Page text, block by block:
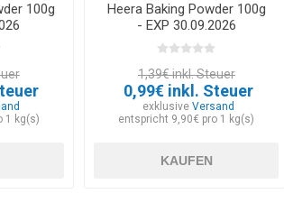
100g
1 kg(s)
Heera Baking Powder 100g
- EXP 30.09.2026
1,39€ inkl. Steuer
0,99€ inkl. Steuer
exklusiveVersand
entspricht 9,90€ pro 1 kg(s)
KAUFEN